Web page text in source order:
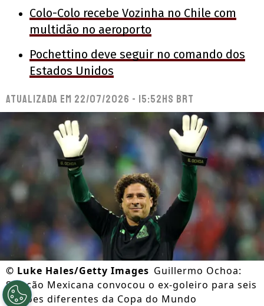
Colo-Colo recebe Vozinha no Chile com
multidão no aeroporto
Pochettino deve seguir no comando dos
Estados Unidos
Atualizada em 22/07/2026 - 15:52hs BRT
© Luke Hales/Getty Images Guillermo Ochoa:
Seleção Mexicana convocou o ex-goleiro para seis
edições diferentes da Copa do Mundo